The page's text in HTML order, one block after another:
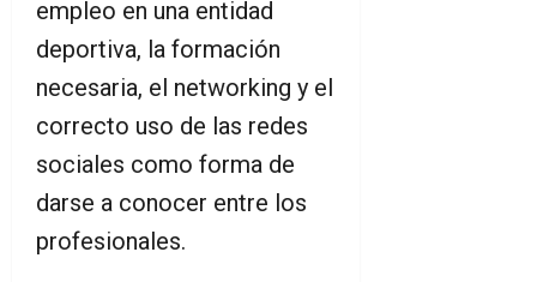
empleo en una entidad
deportiva, la formación
necesaria, el networking y el
correcto uso de las redes
sociales como forma de
darse a conocer entre los
profesionales.